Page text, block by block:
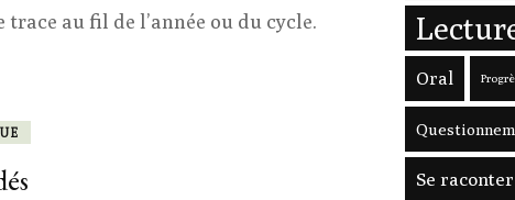
au fil de l’année ou du cycle.
Oral
Se